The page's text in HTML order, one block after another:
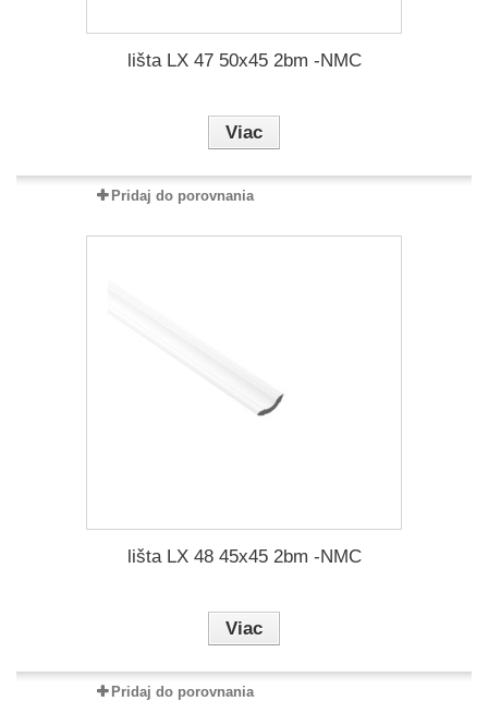
lišta LX 47 50x45 2bm -NMC
Viac
Pridaj do porovnania
lišta LX 48 45x45 2bm -NMC
Viac
Pridaj do porovnania